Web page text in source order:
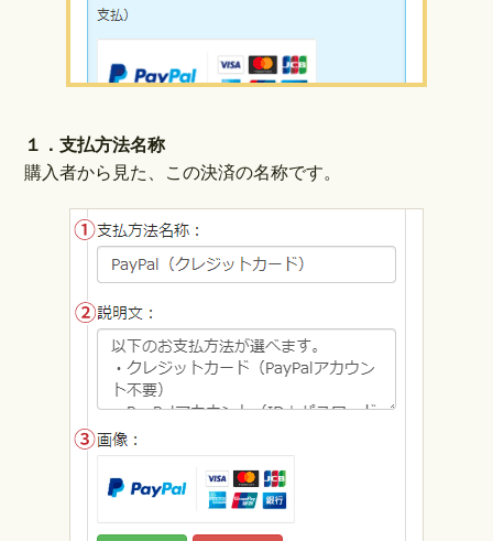
１．支払方法名称
購入者から見た、この決済の名称です。